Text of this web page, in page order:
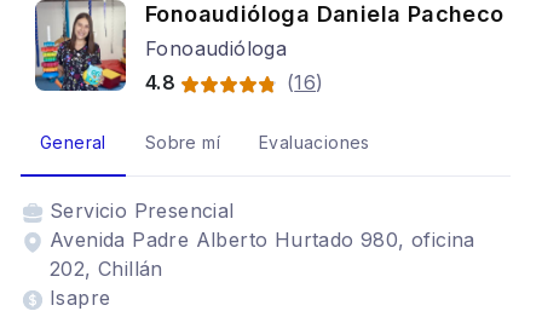
Fonoaudióloga Daniela Pacheco
Fonoaudióloga
4.8
(16)
General Sobre mí Evaluaciones
Servicio Presencial
Avenida Padre Alberto Hurtado 980, oficina
202, Chillán
Isapre